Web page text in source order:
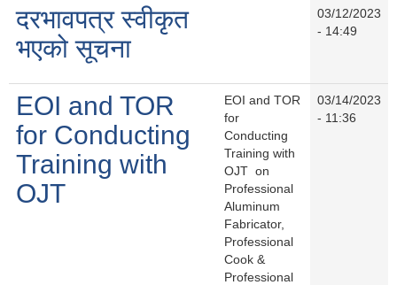
दरभावपत्र स्वीकृत
भएको सूचना
03/12/2023
- 14:49
EOI and TOR
for Conducting
Training with
OJT
EOI and TOR
for
Conducting
Training with
OJT on
Professional
Aluminum
Fabricator,
Professional
Cook &
Professional
03/14/2023
- 11:36